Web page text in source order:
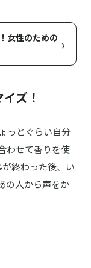
女性のための ›
ズ！
っとぐらい自分
わせて香りを使
終わった後、い
の人から声をか